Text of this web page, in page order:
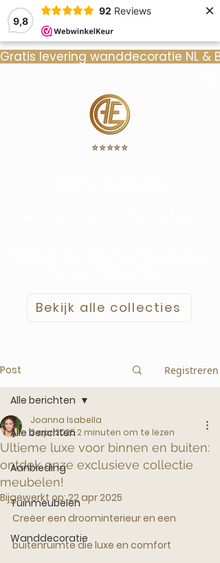
9,8
92 Reviews ×
Gratis levering wanddecoratie NL
⭐️⭐️⭐️⭐️⭐️
Bekijk alle collecties
Post Registreren
Alle berichten
Aanbieding
Tuinmeubelen
Wanddecoratie
Alle berichten
Ultieme luxe voor binnen en buiten:
ontdek onze exclusieve collectie
meubelen!
Joanna Isabella
2 apr 2025 2 minuten om te lezen
Bijgewerkt op:22 apr 2025
Creëer een droominterieur en een
buitenruimte die luxe en comfort